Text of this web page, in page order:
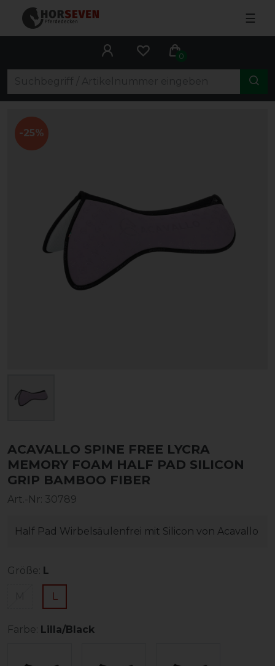
☰
0
-25%
ACAVALLO SPINE FREE LYCRA
MEMORY FOAM HALF PAD SILICON
GRIP BAMBOO FIBER
Art.-Nr: 30789
Half Pad Wirbelsäulenfrei mit Silicon von Acavallo
Größe: L
L
Farbe: Lilla/Black